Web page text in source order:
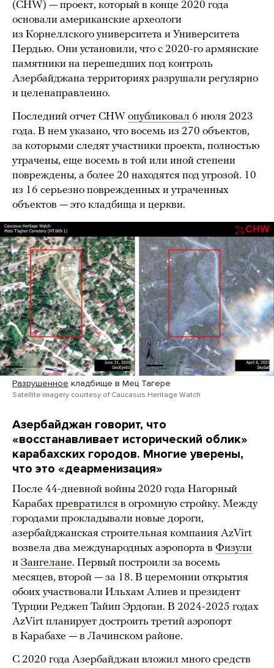
(CHW) — проект, который в конце 2020 года
основали американские археологи
из Корнеллского университета и Университета
Пердью. Они установили, что с 2020-го армянские
памятники на перешедших под контроль
Азербайджана территориях разрушали регулярно
и целенаправленно.
Последний отчет CHW опубликовал 6 июля 2023
года. В нем указано, что восемь из 270 объектов,
за которыми следят участники проекта, полностью
утрачены, еще восемь в той или иной степени
повреждены, а более 20 находятся под угрозой. 10
из 16 серьезно поврежденных и утраченных
объектов — это кладбища и церкви.
Разрушенное кладбище в Мец Тагере
Satellite imagery courtesy of Caucasus Heritage Watch
Азербайджан говорит, что
«восстанавливает исторический облик»
карабахских городов. Многие уверены,
что это «деарменизация»
После 44-дневной войны 2020 года Нагорный
Карабах превратился в огромную стройку. Между
городами прокладывали новые дороги,
азербайджанская строительная компания AzVirt
возвела два международных аэропорта в Физули
и Зангелане. Первый построили за восемь
месяцев, второй — за 18. В церемонии открытия
обоих участвовали Ильхам Алиев и президент
Турции Реджеп Тайип Эрдоган. В 2024-2025 годах
AzVirt планирует достроить третий аэропорт
в Карабахе — в Лачинском районе.
С 2020 года Азербайджан вложил много средств